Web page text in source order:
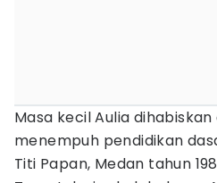
Masa kecil Aulia dihabiskan
menempuh pendidikan
Titi Papan, Medan tahun